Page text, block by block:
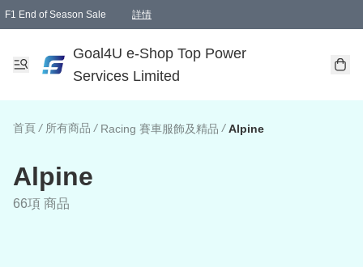
F1 End of Season Sale 詳情
Goal4U e-Shop Top Power
Services Limited
首頁 / 所有商品 / Racing 賽車服飾及精品 / Alpine
Alpine
66項 商品